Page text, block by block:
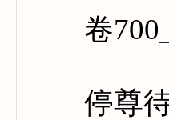
卷
停尊待